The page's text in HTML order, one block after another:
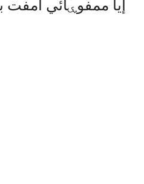
إيا ممفوۑَائي أمفت